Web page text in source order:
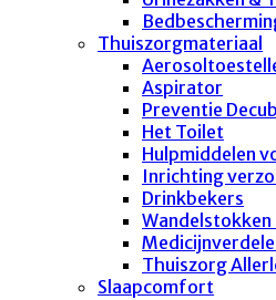
Thuiszorgmateriaal
Aspirator
Preventie
Het Toilet
Hulpmiddelen
Inrichting
Drinkbekers
Wandelstokken
Thuiszorg
Slaapcomfort